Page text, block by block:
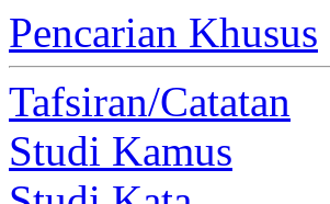
Pencarian Khusus
Tafsiran/Catatan
Studi Kamus